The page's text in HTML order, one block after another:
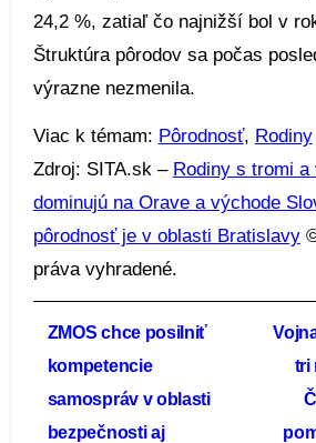
24,2 %, zatiaľ čo najnižší bol v
Štruktúra pôrodov sa počas
výrazne nezmenila.
Viac k témam: Pôrodnosť, Rodiny
Zdroj: SITA.sk – Rodiny s tromi a
dominujú na Orave a východe
pôrodnosť je v oblasti Bratislavy©
práva vyhradené.
Navigácia
v
článku
ZMOS chce posilniť
kompetencie
samospráv v oblasti
bezpečnosti aj
tri